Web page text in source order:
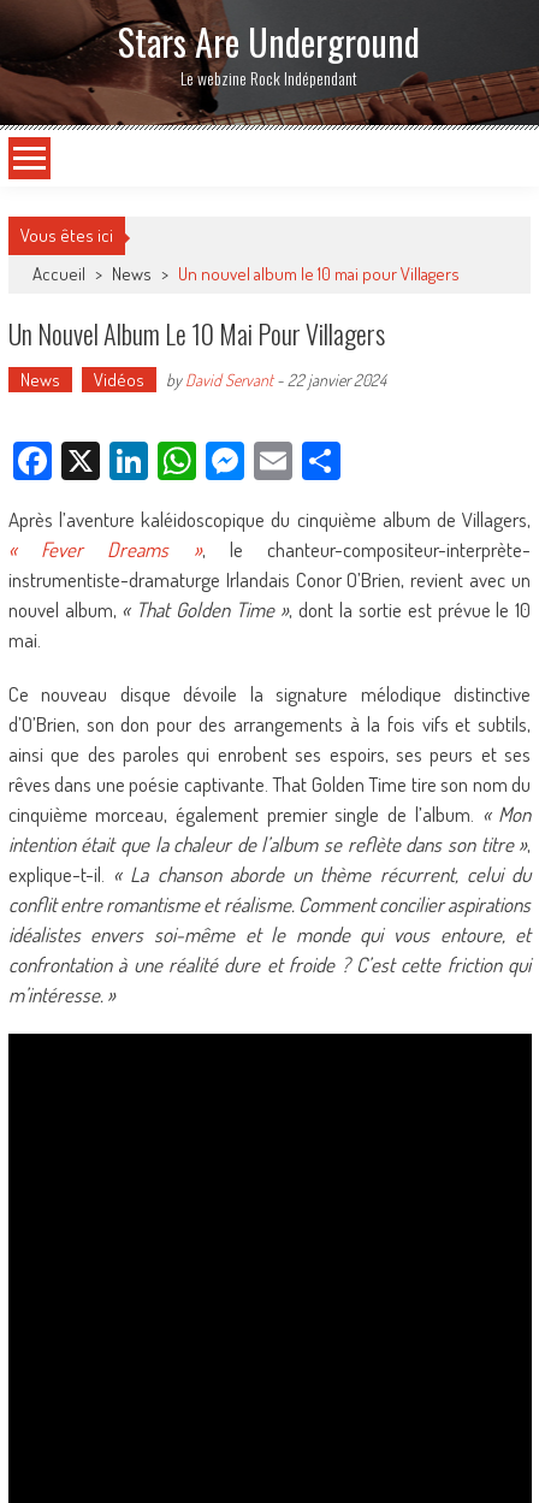
Stars Are Underground
Le webzine Rock Indépendant
Vous êtes ici
Accueil > News > Un nouvel album le 10 mai pour Villagers
Un Nouvel Album Le 10 Mai Pour Villagers
News Vidéos byDavid Servant- 22 janvier 2024
Facebook
X LinkedIn
WhatsApp
Messenger
EmailPartager
Après l’aventure kaléidoscopique du cinquième album de Villagers,
« Fever Dreams », le chanteur-compositeur-interprète-
instrumentiste-dramaturge Irlandais Conor O’Brien, revient avec un
nouvel album, « That Golden Time », dont la sortie est prévue le 10
mai.
Ce nouveau disque dévoile la signature mélodique distinctive
d’O’Brien, son don pour des arrangements à la fois vifs et subtils,
ainsi que des paroles qui enrobent ses espoirs, ses peurs et ses
rêves dans une poésie captivante. That Golden Time tire son nom du
cinquième morceau, également premier single de l’album. « Mon
intention était que la chaleur de l’album se reflète dans son titre »,
explique-t-il. « La chanson aborde un thème récurrent, celui du
conflit entre romantisme et réalisme. Comment concilier aspirations
idéalistes envers soi-même et le monde qui vous entoure, et
confrontation à une réalité dure et froide ? C’est cette friction qui
m’intéresse. »